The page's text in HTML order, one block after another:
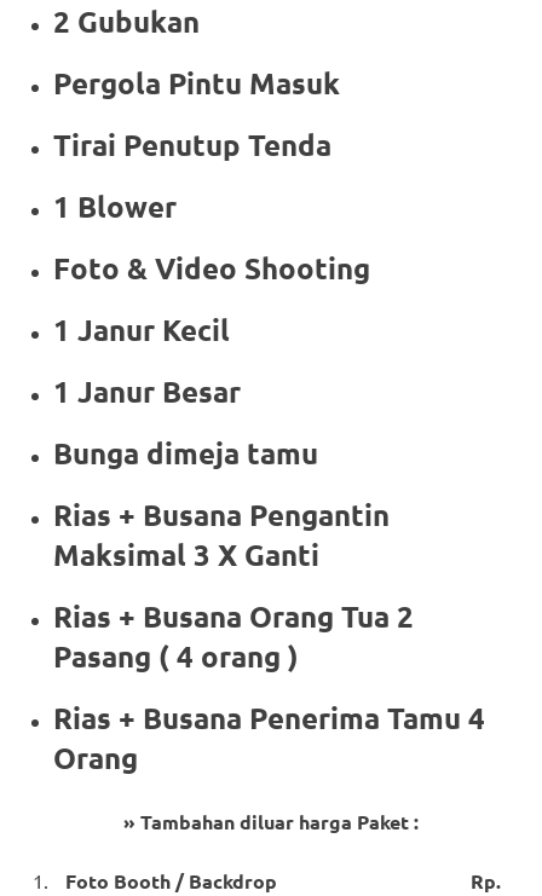
2 Gubukan
Pergola Pintu Masuk
Tirai Penutup Tenda
1 Blower
Foto & Video Shooting
1 Janur Kecil
1 Janur Besar
Bunga dimeja tamu
Rias + Busana Pengantin
Maksimal 3 X Ganti
Rias + Busana Orang Tua 2
Pasang ( 4 orang )
Rias + Busana Penerima Tamu 4
Orang
» Tambahan diluar harga Paket :
Foto Booth / Backdrop Rp.